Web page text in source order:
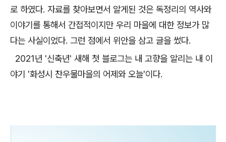
로 하였다. 자료를 찾아보면서 알게된 것은 독정리의 역사와
이야기를 통해서 간접적이지만 우리 마을에 대한 정보가 많
다는 사실이었다. 그런 점에서 위안을 삼고 글을 썼다.
2021년 '신축년' 새해 첫 블로그는 내 고향을 알리는 내 이
야기 '화성시 찬우물마을의 어제와 오늘'이다.